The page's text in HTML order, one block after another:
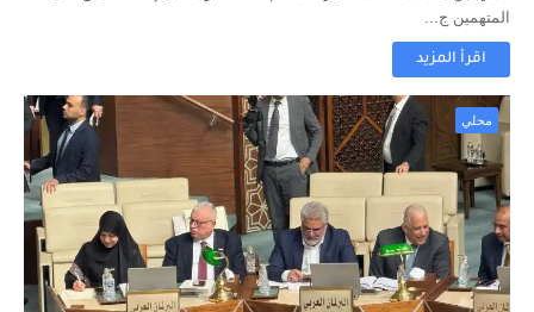
المتهمين ج...
اقرأ المزيد
محلي